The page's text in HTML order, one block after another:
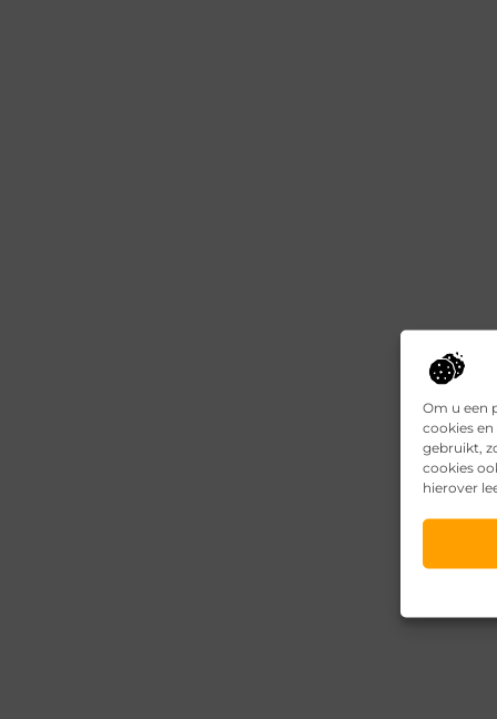
Om u een
cookies
gebruikt,
cookies
hierover